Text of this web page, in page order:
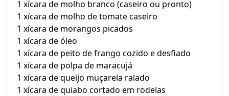
1 xícara de molho branco (caseiro ou pronto)
1 xícara de molho de tomate caseiro
1 xícara de morangos picados
1 xícara de óleo
1 xícara de peito de frango cozido e desfiado
1 xícara de polpa de maracujá
1 xícara de queijo muçarela ralado
1 xícara de quiabo cortado em rodelas